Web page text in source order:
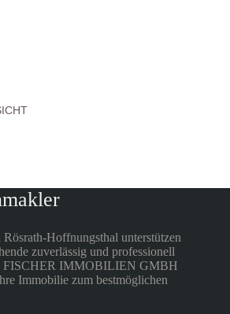
Hoffnungsthal unterstützen
zuverlässig und professionell
FISCHER IMMOBILIEN GMBH
Immobilie zum bestmöglichen